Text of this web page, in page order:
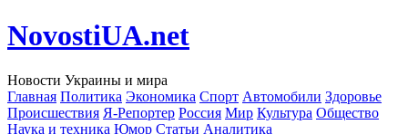
NovostiUA.net
Новости Украины и мира
Главная Политика Экономика Спорт Автомобили Здоровье
Происшествия Я-Репортер Россия Мир Культура Общество
Наука и техника Юмор Статьи Аналитика